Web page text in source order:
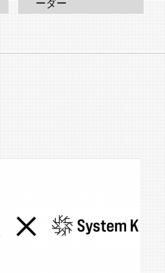
ーダー